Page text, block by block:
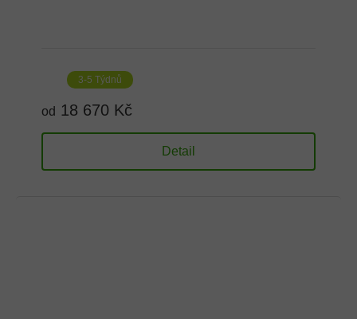
3-5 Týdnů
od 18 670 Kč
Detail